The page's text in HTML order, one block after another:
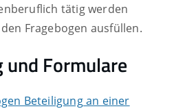
tätig werden
Fragebogen ausfüllen.
Formulare
Beteiligung an einer